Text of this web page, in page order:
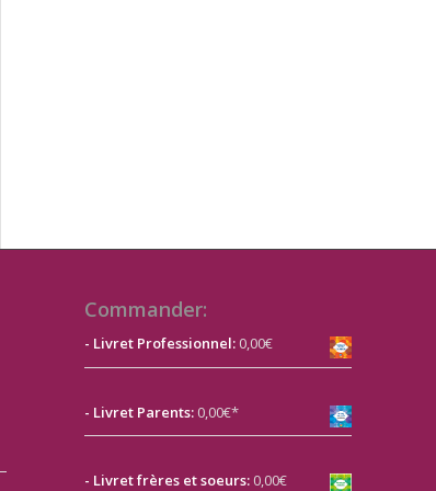
Commander:
- Livret Professionnel:0,00€
- Livret Parents:0,00€*
- Livret frères et soeurs:0,00€